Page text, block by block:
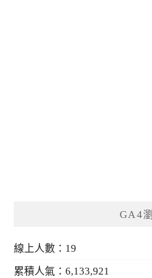
GA4
線上人數：19
累積人氣：6,133,921